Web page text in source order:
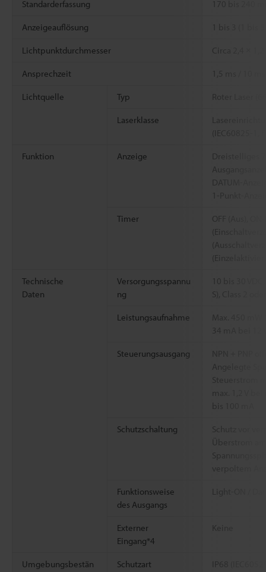
Standarderfassung
Anzeigeauflösung
Lichtpunktdurchmesser Circa 2,4 ×
Ansprechzeit
Lichtquelle Typ Roter Laser
Laserklasse
(IEC60825-1,
Funktion Anzeige
Dreistelliges
DATUM-
Timer
OFF (Aus),
Technische
Daten
Versorgungsspannu
ng
S), Class 2
Leistungsaufnahme
Max. 450 mW
34 mA bei 12
Steuerungsausgang
Angelegte
Steuerstrom
max. 1,2 V
bis 100 mA
Schutzschaltung
Schutz vor
Überstrom
verpoltem
Funktionsweise
des Ausgangs
Externer
Eingang*4
Keine
Umgebungsbestän
Schutzart
IP68